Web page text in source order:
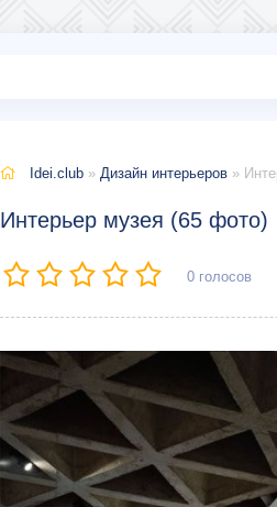
Idei.club » Дизайн интерьеров »
Интерьер музея (65 фото)
0 голосов